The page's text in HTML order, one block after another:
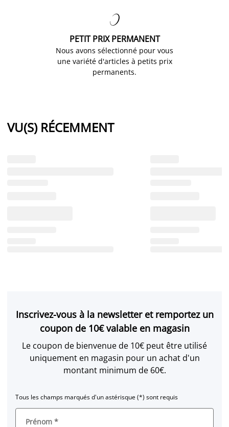

PETIT PRIX PERMANENT
Nous avons sélectionné pour vous
une variété d'articles à petits prix
permanents.
VU(S) RÉCEMMENT
Inscrivez-vous à la newsletter et remportez un
coupon de 10€ valable en magasin
Le coupon de bienvenue de 10€ peut être utilisé
uniquement en magasin pour un achat d'un
montant minimum de 60€.
Tous les champs marqués d'un astérisque (*) sont requis
Prénom *